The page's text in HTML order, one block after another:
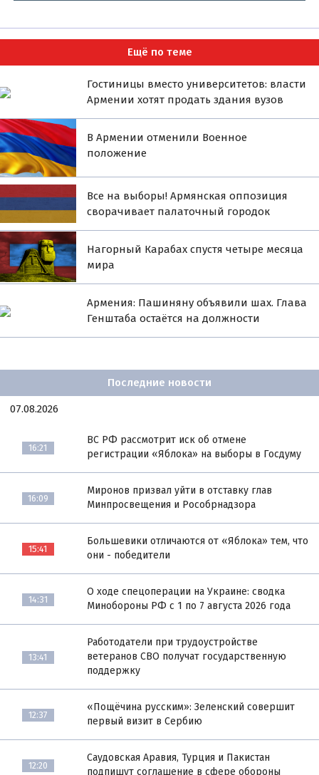
Ещё по теме
Гостиницы вместо университетов: власти
Армении хотят продать здания вузов
В Армении отменили Военное
положение
Все на выборы! Армянская оппозиция
сворачивает палаточный городок
Нагорный Карабах спустя четыре месяца
мира
Армения: Пашиняну объявили шах. Глава
Генштаба остаётся на должности
Последние новости
07.08.2026
16:21
ВС РФ рассмотрит иск об отмене
регистрации «Яблока» на выборы в Госдуму
16:09
Миронов призвал уйти в отставку глав
Минпросвещения и Рособрнадзора
15:41
Большевики отличаются от «Яблока» тем, что
они - победители
14:31
О ходе спецоперации на Украине: сводка
Минобороны РФ с 1 по 7 августа 2026 года
13:41
Работодатели при трудоустройстве
ветеранов СВО получат государственную
поддержку
12:37
«Пощёчина русским»: Зеленский совершит
первый визит в Сербию
12:20
Саудовская Аравия, Турция и Пакистан
подпишут соглашение в сфере обороны